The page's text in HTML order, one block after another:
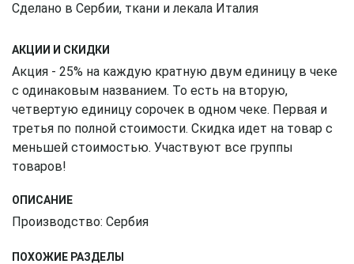
Сделано в Сербии, ткани и лекала Италия
АКЦИИ И СКИДКИ
Акция - 25% на каждую кратную двум единицу в чеке
с одинаковым названием. То есть на вторую,
четвертую единицу сорочек в одном чеке. Первая и
третья по полной стоимости. Скидка идет на товар с
меньшей стоимостью. Участвуют все группы
товаров!
ОПИСАНИЕ
Производство: Сербия
ПОХОЖИЕ РАЗДЕЛЫ